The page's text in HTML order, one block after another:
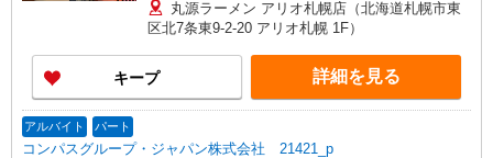
丸源ラーメン アリオ札幌店（北海道札幌市東
区北7条東9-2-20 アリオ札幌 1F）
キープ 詳細を見る
アルバイト パート
コンパスグループ・ジャパン株式会社 21421_p